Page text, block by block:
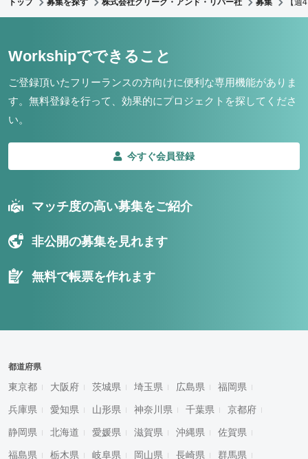
トップ 募集を探す 株式会社クリーク・アンド・リバー社 募集 【
Workshipでできること
ご登録頂いたフリーランスの方向けに便利な専用機能がありま
す。 無料登録を行って、効果的にプロジェクトを探してくださ
い。
今すぐ会員登録
マッチ度の高い募集をご紹介
非公開の募集を見れます
無料で帳票を作れます
都道府県
東京都 大阪府 茨城県 埼玉県 広島県 福岡県
兵庫県 愛知県 山形県 神奈川県 千葉県 京都府
静岡県 北海道 愛媛県 滋賀県 沖縄県 佐賀県
福島県 栃木県 岐阜県 岡山県 長崎県 群馬県